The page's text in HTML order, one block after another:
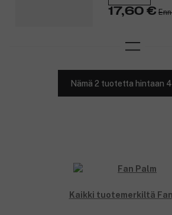
17,60 €
Nämä 2 tuotetta hintaan
Kaikki tuotemerkiltä